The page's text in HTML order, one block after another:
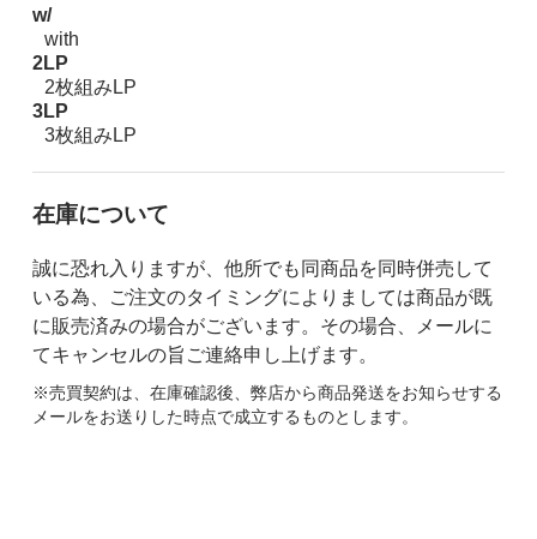
w/
with
2LP
2枚組みLP
3LP
3枚組みLP
在庫について
誠に恐れ入りますが、他所でも同商品を同時併売して
いる為、ご注文のタイミングによりましては商品が既
に販売済みの場合がございます。その場合、メールに
てキャンセルの旨ご連絡申し上げます。
※売買契約は、在庫確認後、弊店から商品発送をお知らせする
メールをお送りした時点で成立するものとします。